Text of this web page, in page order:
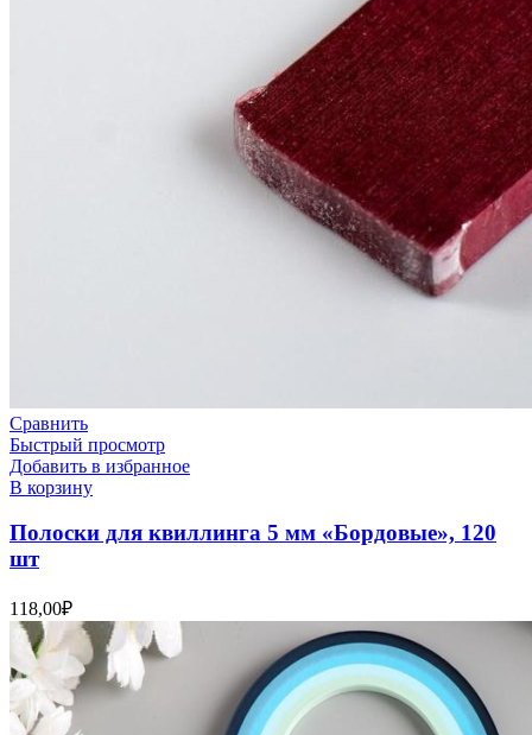
Сравнить
Быстрый просмотр
Добавить в избранное
В корзину
Полоски для квиллинга 5 мм «Бордовые», 120
шт
118,00₽